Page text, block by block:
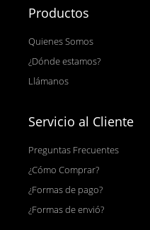
Productos
Quienes Somos
¿Dónde estamos?
Llámanos
Servicio al Cliente
Preguntas Frecuentes
¿Cómo Comprar?
¿Formas de pago?
¿Formas de envió?